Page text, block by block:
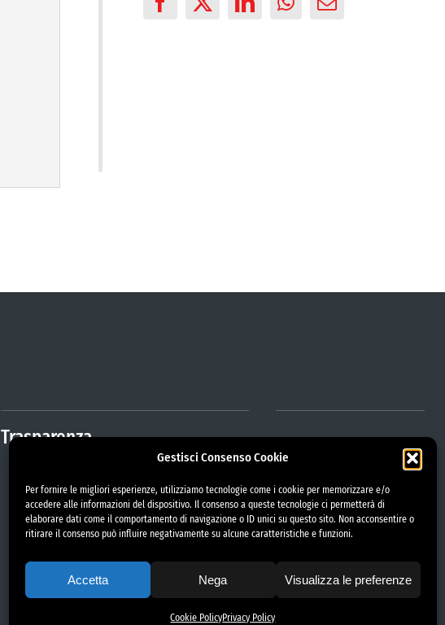
Gestisci Consenso Cookie
Per fornire le migliori esperienze, utilizziamo tecnologie come i cookie per memorizzare e/o
accedere alle informazioni del dispositivo. Il consenso a queste tecnologie ci permetterà di
elaborare dati come il comportamento di navigazione o ID unici su questo sito. Non acconsentire o
ritirare il consenso può influire negativamente su alcune caratteristiche e funzioni.
Accetta Nega Visualizza le preferenze
Cookie PolicyPrivacy Policy
Trasparenza
Amministrazione Trasparente
Albo Pretorio
Bilanci
Bandi di gara
Pubblicazioni di Matrimonio
Responsabile protezione dati (RPD)
project by fantanet